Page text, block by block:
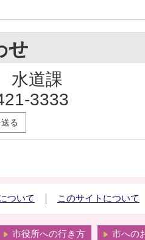
せ
水道課
3333
る
ついて このサイトについて
市役所への行き方 市への